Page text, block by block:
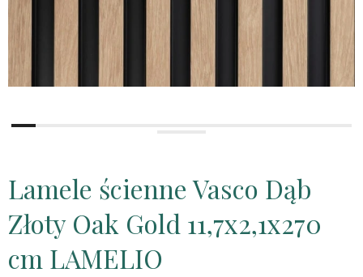
Lamele ścienne Vasco Dąb
Złoty Oak Gold 11,7x2,1x270
cm LAMELIO